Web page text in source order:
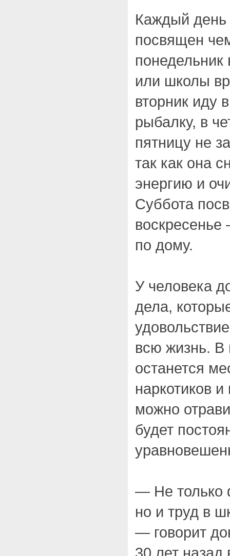
Каждый
посвящен
понедельник
или школы
вторник иду
рыбалку, в
пятницу не
так как она
энергию и
Суббота
по дому.
У человека
дела,
всю жизнь. В
останется
наркотиков
можно
будет
— Не только
но и труд в
— говорит